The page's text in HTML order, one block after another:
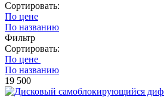
Сортировать:
По цене
По названию
Фильтр
Сортировать:
По цене
По названию
19 500